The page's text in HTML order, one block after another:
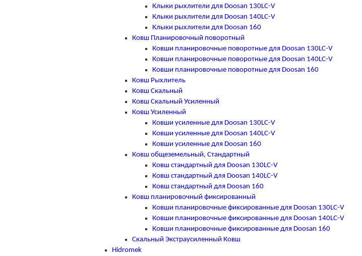
Клыки рыхлители для Doosan 130LC-V
Клыки рыхлители для Doosan 140LC-V
Клыки рыхлители для Doosan 160
Ковш Планировочный поворотный
Ковши планировочные поворотные для Doosan 130LC-V
Ковши планировочные поворотные для Doosan 140LC-V
Ковши планировочные поворотные для Doosan 160
Ковш Рыхлитель
Ковш Скальный
Ковш Скальный Усиленный
Ковш Усиленный
Ковши усиленные для Doosan 130LC-V
Ковши усиленные для Doosan 140LC-V
Ковши усиленные для Doosan 160
Ковш общеземельный, Стандартный
Ковш стандартный для Doosan 130LC-V
Ковш стандартный для Doosan 140LC-V
Ковш стандартный для Doosan 160
Ковш планировочный фиксированный
Ковши планировочные фиксированные для Doosan 130LC-V
Ковши планировочные фиксированные для Doosan 140LC-V
Ковши планировочные фиксированные для Doosan 160
Скальный Экстраусиленный Ковш
Hidromek